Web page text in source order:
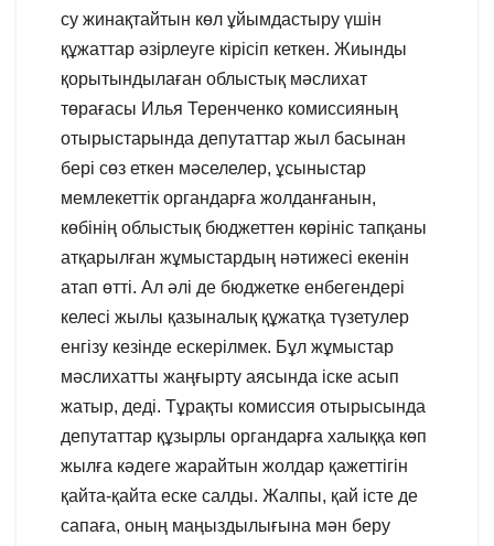
су жинақтайтын көл ұйымдастыру үшін
құжаттар әзірлеуге кірісіп кеткен. Жиынды
қорытындылаған облыстық мәслихат
төрағасы Илья Теренченко комиссияның
отырыстарында депутаттар жыл басынан
бері сөз еткен мәселелер, ұсыныстар
мемлекеттік органдарға жолданғанын,
көбінің облыстық бюджеттен көрініс тапқаны
атқарылған жұмыстардың нәтижесі екенін
атап өтті. Ал әлі де бюджетке енбегендері
келесі жылы қазыналық құжатқа түзетулер
енгізу кезінде ескерілмек. Бұл жұмыстар
мәслихатты жаңғырту аясында іске асып
жатыр, деді. Тұрақты комиссия отырысында
депутаттар құзырлы органдарға халыққа көп
жылға кәдеге жарайтын жолдар қажеттігін
қайта-қайта еске салды. Жалпы, қай істе де
сапаға, оның маңыздылығына мән беру